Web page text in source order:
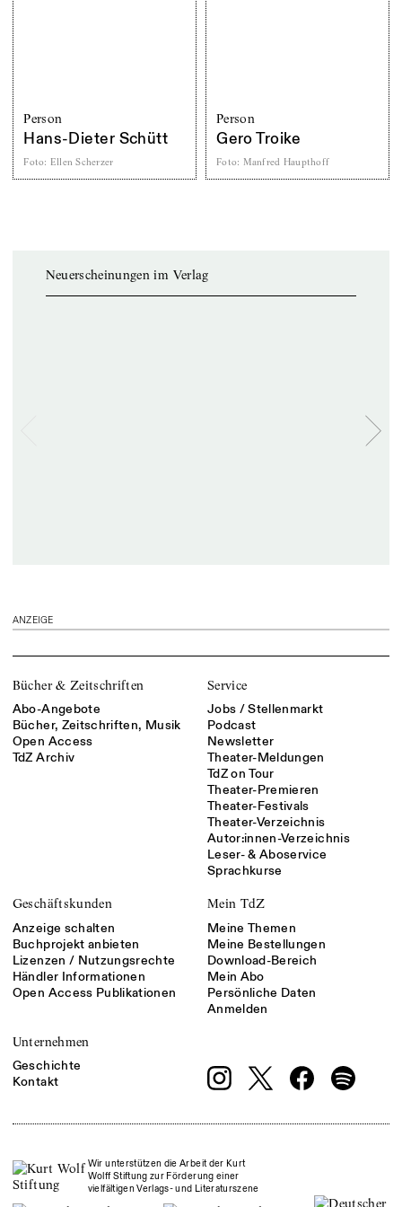
Person
Hans-Dieter Schütt
Foto: Ellen Scherzer
Person
Gero Troike
Foto: Manfred Haupthoff
Neuerscheinungen im Verlag
ANZEIGE
Bücher & Zeitschriften
Abo-Angebote
Bücher, Zeitschriften, Musik
Open Access
TdZ Archiv
Service
Jobs / Stellenmarkt
Podcast
Newsletter
Theater-Meldungen
TdZ on Tour
Theater-Premieren
Theater-Festivals
Theater-Verzeichnis
Autor:innen-Verzeichnis
Leser- & Aboservice
Sprachkurse
Geschäftskunden
Anzeige schalten
Buchprojekt anbieten
Lizenzen / Nutzungsrechte
Händler Informationen
Open Access Publikationen
Mein TdZ
Meine Themen
Meine Bestellungen
Download-Bereich
Mein Abo
Persönliche Daten
Anmelden
Unternehmen
Geschichte
Kontakt
Wir unterstützen die Arbeit der Kurt
Wolff Stiftung zur Förderung einer
vielfältigen Verlags- und Literaturszene